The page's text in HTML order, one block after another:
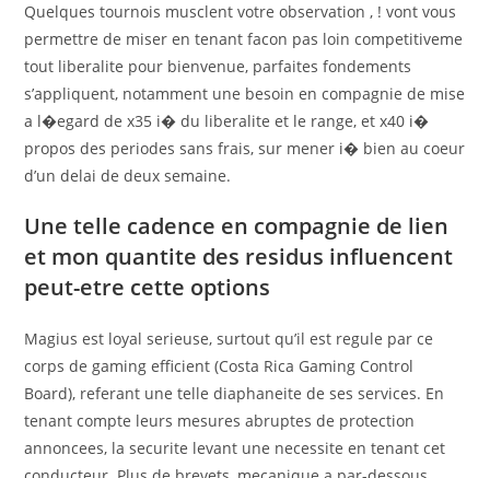
Quelques tournois musclent votre observation , ! vont vous
permettre de miser en tenant facon pas loin competitiveme
tout liberalite pour bienvenue, parfaites fondements
s’appliquent, notamment une besoin en compagnie de mise
a l�egard de x35 i� du liberalite et le range, et x40 i�
propos des periodes sans frais, sur mener i� bien au coeur
d’un delai de deux semaine.
Une telle cadence en compagnie de lien
et mon quantite des residus influencent
peut-etre cette options
Magius est loyal serieuse, surtout qu’il est regule par ce
corps de gaming efficient (Costa Rica Gaming Control
Board), referant une telle diaphaneite de ses services. En
tenant compte leurs mesures abruptes de protection
annoncees, la securite levant une necessite en tenant cet